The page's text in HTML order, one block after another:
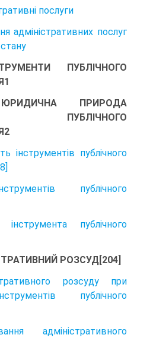
послуги
адміністративних послуг
ПУБЛІЧНОГО
ПРИРОДА
ПУБЛІЧНОГО
інструментів публічного
публічного
публічного
РОЗСУД[204]
розсуду при
публічного
адміністративного